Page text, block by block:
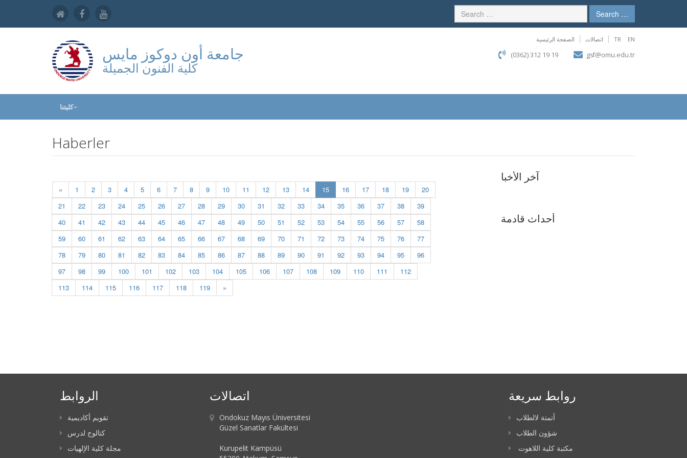
Search …
جامعة أون دوكوز مايس
كلية الفنون الجميلة
الصفحة الرئيسية اتصالات TR EN
(0362) 312 19 19 gsf@omu.edu.tr
كليتنا
Haberler
« 1 2 3 4 5 6 7 8 9 10 11 12 13 14 15(current)
16 17 18 19
20
21
22 23 24 25 26 27 28 29 30 31 32 33 34 35 36 37 38
39
40
41 42 43 44 45 46 47 48 49 50 51 52 53 54 55 56 57
58
59
60 61 62 63 64 65 66 67 68 69 70 71 72 73 74 75 76
77
78
79 80 81 82 83 84 85 86 87 88 89 90 91 92 93 94 95
96
97
98 99 100 101 102 103 104 105 106 107 108 109 110 111
112
113
114 115 116 117 118 119 »
آخر الأخبا
أحداث قادمة
الروابط
تقويم أكاديمية
كتالوج لدرس
مجلة كلية الإلهيات
اتصالات
Ondokuz Mayıs Üniversitesi
Güzel Sanatlar Fakültesi
Kurupelit Kampüsü
روابط سريعة
أتمتة لالطلاب
شؤون الطلاب
مكتبة كلية اللاهوت